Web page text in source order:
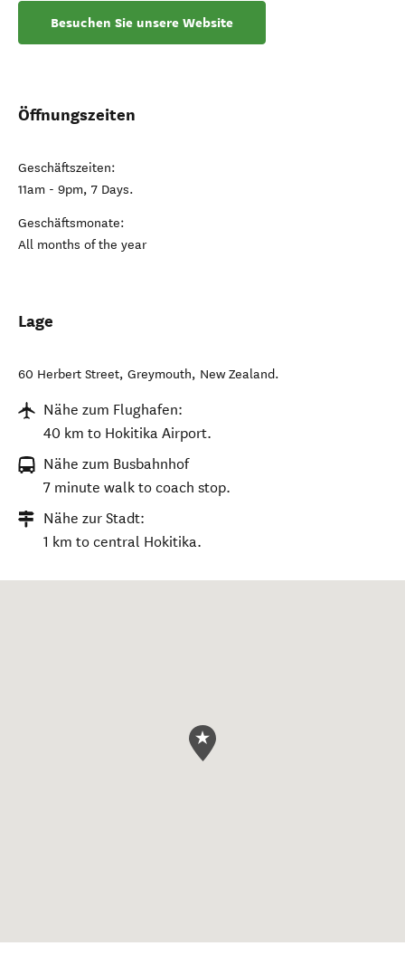
Besuchen Sie unsere Website
Öffnungszeiten
Geschäftszeiten:
11am - 9pm, 7 Days.
Geschäftsmonate:
All months of the year
Lage
60 Herbert Street, Greymouth, New Zealand.
Nähe zum Flughafen:
40 km to Hokitika Airport.
Nähe zum Busbahnhof
7 minute walk to coach stop.
Nähe zur Stadt:
1 km to central Hokitika.